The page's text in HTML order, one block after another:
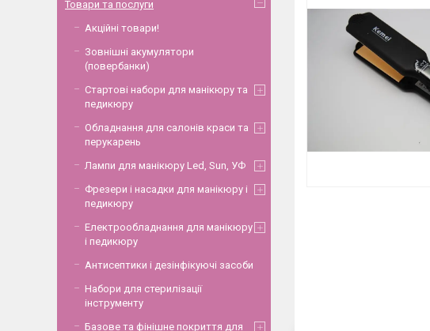
Товари та послуги
Акційні товари!
Зовнішні акумулятори
(повербанки)
Стартові набори для манікюру та
педикюру
Обладнання для салонів краси та
перукарень
Лампи для манікюру Led, Sun, УФ
Фрезери і насадки для манікюру і
педикюру
Електрообладнання для манікюру
і педикюру
Антисептики і дезінфікуючі засоби
Набори для стерилізації
інструменту
Базове та фінішне покриття для